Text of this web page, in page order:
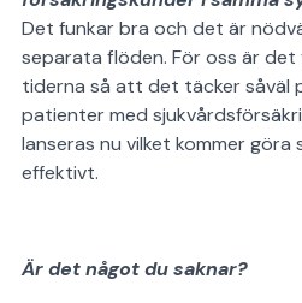
Det funkar bra och det är
separata flöden. För oss är
tiderna så att det täcker såväl
patienter med
lanseras nu vilket kommer
effektivt.
Är det något du saknar?